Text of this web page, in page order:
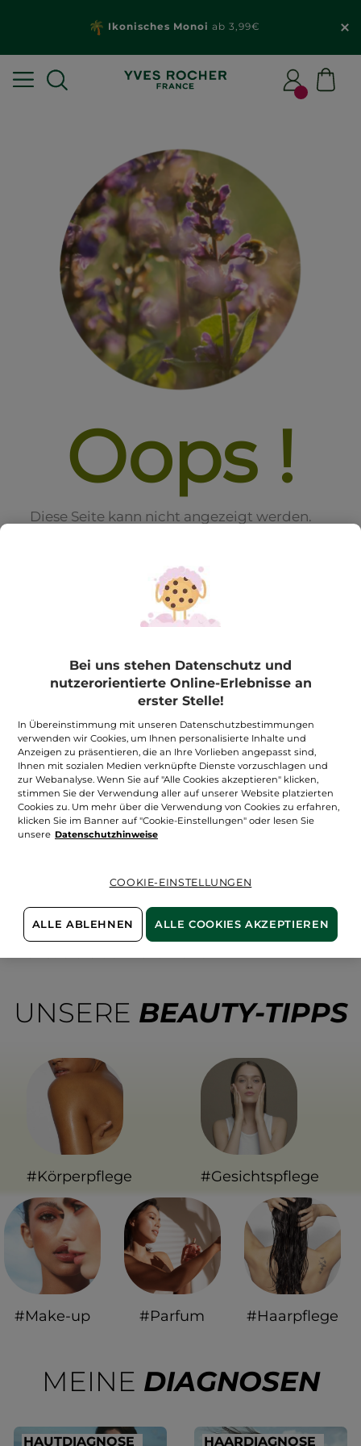
Ikonisches Monoi ab 3,99€
Oops !
Diese Seite kann nicht angezeigt werden.
existiert leider nicht mehr.
Oops !
Diese Seite kann nicht angezeigt werden.
Die Seite, die Sie aufrufen möchten
UNSERE BEAUTY-TIPPS
#Körperpflege #Gesichtspflege
#Make-up #Parfum #Haarpflege
MEINE DIAGNOSEN
HAUTDIAGNOSE HAARDIAGNOSE
Bei uns stehen Datenschutz und
nutzerorientierte Online-Erlebnisse an
erster Stelle!
In Übereinstimmung mit unseren Datenschutzbestimmungen
verwenden wir Cookies, um Ihnen personalisierte Inhalte und
Anzeigen zu präsentieren, die an Ihre Vorlieben angepasst sind,
Ihnen mit sozialen Medien verknüpfte Dienste vorzuschlagen und
zur Webanalyse. Wenn Sie auf "Alle Cookies akzeptieren" klicken,
stimmen Sie der Verwendung aller auf unserer Website platzierten
Cookies zu. Um mehr über die Verwendung von Cookies zu erfahren,
klicken Sie im Banner auf "Cookie-Einstellungen" oder lesen Sie
unsere Datenschutzhinweise
COOKIE-EINSTELLUNGEN
ALLE ABLEHNEN ALLE COOKIES AKZEPTIEREN